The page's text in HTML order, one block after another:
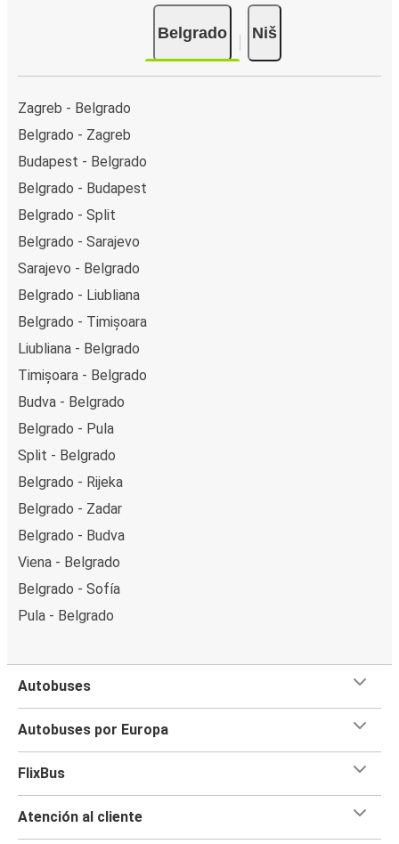
Belgrado Niš
Zagreb - Belgrado
Belgrado - Zagreb
Budapest - Belgrado
Belgrado - Budapest
Belgrado - Split
Belgrado - Sarajevo
Sarajevo - Belgrado
Belgrado - Liubliana
Belgrado - Timișoara
Liubliana - Belgrado
Timișoara - Belgrado
Budva - Belgrado
Belgrado - Pula
Split - Belgrado
Belgrado - Rijeka
Belgrado - Zadar
Belgrado - Budva
Viena - Belgrado
Belgrado - Sofía
Pula - Belgrado
Autobuses
Autobuses por Europa
FlixBus
Atención al cliente